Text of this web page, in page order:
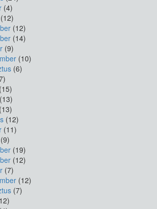
(4)
(12)
(12)
(14)
(9)
(10)
(6)
(15)
(13)
(13)
(12)
(11)
(9)
(19)
(12)
(7)
(12)
(7)